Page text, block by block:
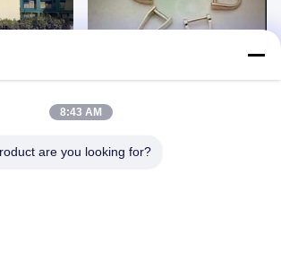
com polimento espelhado, alta
8:43 AM
are you looking for?